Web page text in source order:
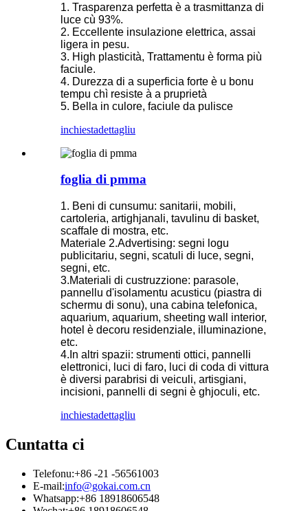
1. Trasparenza perfetta è a trasmittanza di
luce cù 93%.
2. Eccellente insulazione elettrica, assai
ligera in pesu.
3. High plasticità, Trattamentu è forma più
faciule.
4. Durezza di a superficia forte è u bonu
tempu chì resiste à a pruprietà
5. Bella in culore, faciule da pulisce
inchiestadettagliu
foglia di pmma
1. Beni di cunsumu: sanitarii, mobili,
cartoleria, artighjanali, tavulinu di basket,
scaffale di mostra, etc.
Materiale 2.Advertising: segni logu
publicitariu, segni, scatuli di luce, segni,
segni, etc.
3.Materiali di custruzzione: parasole,
pannellu d'isolamentu acusticu (piastra di
schermu di sonu), una cabina telefonica,
aquarium, aquarium, sheeting wall interior,
hotel è decoru residenziale, illuminazione,
etc.
4.In altri spazii: strumenti ottici, pannelli
elettronici, luci di faro, luci di coda di vittura
è diversi parabrisi di veiculi, artisgiani,
incisioni, pannelli di segni è ghjoculi, etc.
inchiestadettagliu
Cuntatta ci
Telefonu:+86 -21 -56561003
E-mail:info@gokai.com.cn
Whatsapp:+86 18918606548